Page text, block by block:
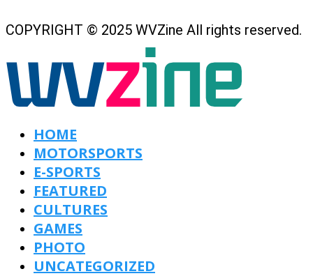
COPYRIGHT © 2025 WVZine All rights reserved.
HOME
MOTORSPORTS
E-SPORTS
FEATURED
CULTURES
GAMES
PHOTO
UNCATEGORIZED